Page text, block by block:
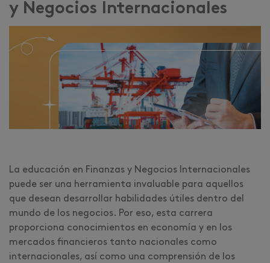
y Negocios Internacionales
La educación en Finanzas y Negocios Internacionales
puede ser una herramienta invaluable para aquellos
que desean desarrollar habilidades útiles dentro del
mundo de los negocios. Por eso, esta carrera
proporciona conocimientos en economía y en los
mercados financieros tanto nacionales como
internacionales, así como una comprensión de los